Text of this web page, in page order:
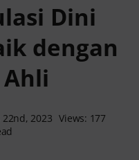
Dini
dengan
2023 Views: 177